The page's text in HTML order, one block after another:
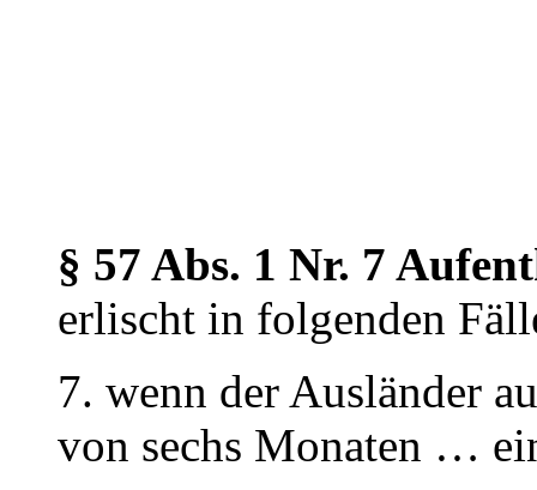
§ 57 Abs. 1 Nr. 7
erlischt in folgenden
7. wenn der Ausländer
von sechs Monaten …